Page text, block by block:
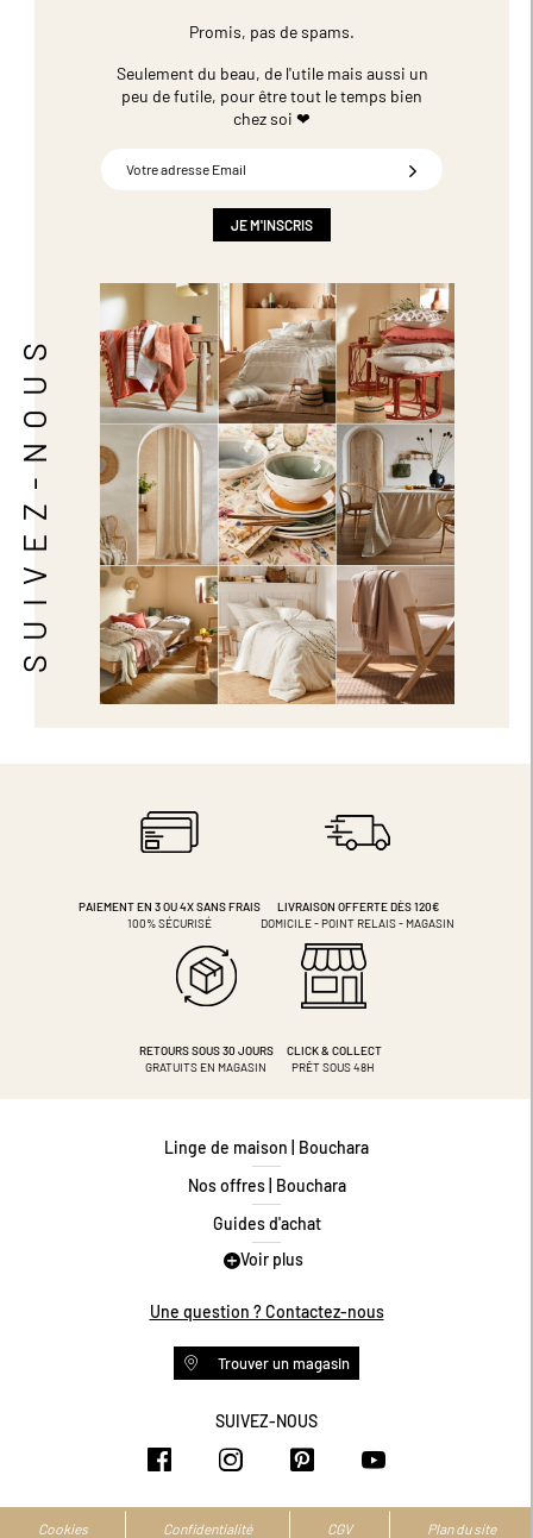
SUIVEZ-NOUS
Promis, pas de spams.
Seulement du beau, de l'utile mais aussi un
peu de futile, pour être tout le temps bien
chez soi ❤
JE M'INSCRIS
PAIEMENT EN 3 OU 4XSANS FRAIS
100% SÉCURISÉ
LIVRAISON OFFERTE DÈS 120€
DOMICILE - POINT RELAIS - MAGASIN
RETOURS SOUS 30 JOURS
GRATUITS EN MAGASIN
CLICK & COLLECT
PRÊT SOUS 48H
Linge de maison | Bouchara
Nos offres | Bouchara
Guides d'achat
Guide des tailles
Programme de fidélité
Conditions des offres
Livraison et retours
Accessibilité numérique
Voir plus
Une question ? Contactez-nous
Trouver un magasin
SUIVEZ-NOUS
https://www.facebook.com/
https://https://
Cookies Confidentialité CGV Plan du site